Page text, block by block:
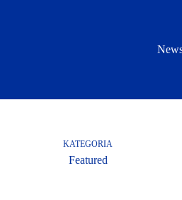
KATEGORIA
Featured